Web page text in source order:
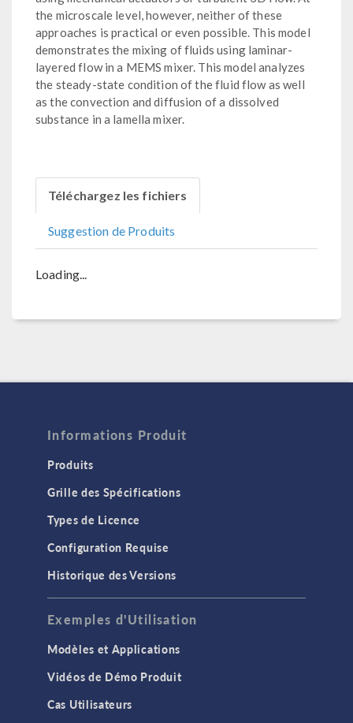
the microscale level, however, neither of these
approaches is practical or even possible. This model
demonstrates the mixing of fluids using laminar-
layered flow in a MEMS mixer. This model analyzes
the steady-state condition of the fluid flow as well
as the convection and diffusion of a dissolved
substance in a lamella mixer.
Téléchargez les fichiers
Suggestion de Produits
Loading...
Informations Produit
Produits
Grille des Spécifications
Types de Licence
Configuration Requise
Historique des Versions
Exemples d'Utilisation
Modèles et Applications
Vidéos de Démo Produit
Cas Utilisateurs